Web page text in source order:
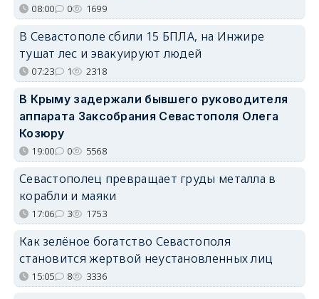
08:00 0 1699
В Севастополе сбили 15 БПЛА, на Инжире
тушат лес и эвакуируют людей
07:23 1 2318
В Крыму задержали бывшего руководителя
аппарата Заксобрания Севастополя Олега
Козюру
19:00 0 5568
Севастополец превращает груды металла в
корабли и маяки
17:06 3 1753
Как зелёное богатство Севастополя
становится жертвой неустановленных лиц
15:05 8 3336